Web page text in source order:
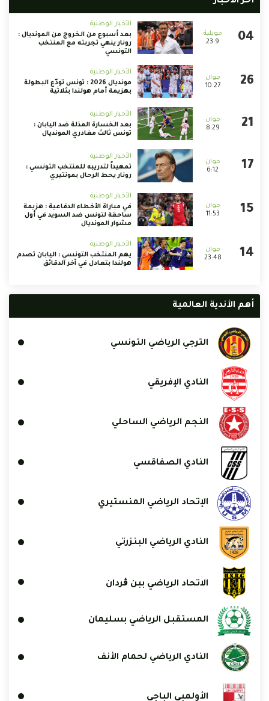
23:9
الأخبار الوطنية
بعد أسبوع من الخروج من المونديال :
رونار ينهي تجربته مع المنتخب
التونسي
10:27
الأخبار الوطنية
مونديال 2026 : تونس تودّع البطولة
بهزيمة أمام هولندا بثلاثية
8:29
الأخبار الوطنية
بعد الخسارة المذلة ضد اليابان :
تونس ثالث مغادري المونديال
6:12
الأخبار الوطنية
تمهيداً لتدريبه للمنتخب التونسي :
رونار يحط الرحال بمونتيري
11:53
الأخبار الوطنية
في مباراة الأخطاء الدفاعية : هزيمة
ساحقة لتونس ضد السويد في أول
مشوار المونديال
23:48
الأخبار الوطنية
يهم المنتخب التونسي : اليابان تصدم
هولندا بتعادل في آخر الدقائق
أهم الأندية العالمية
الترجي الرياضي التونسي
النادي الإفريقي
النجم الرياضي الساحلي
النادي الصفاقسي
الإتحاد الرياضي المنستيري
النادي الرياضي البنزرتي
الاتحاد الرياضي ببن ڨردان
المستقبل الرياضي بسليمان
النادي الرياضي لحمام الأنف
الأولمبي الباجي